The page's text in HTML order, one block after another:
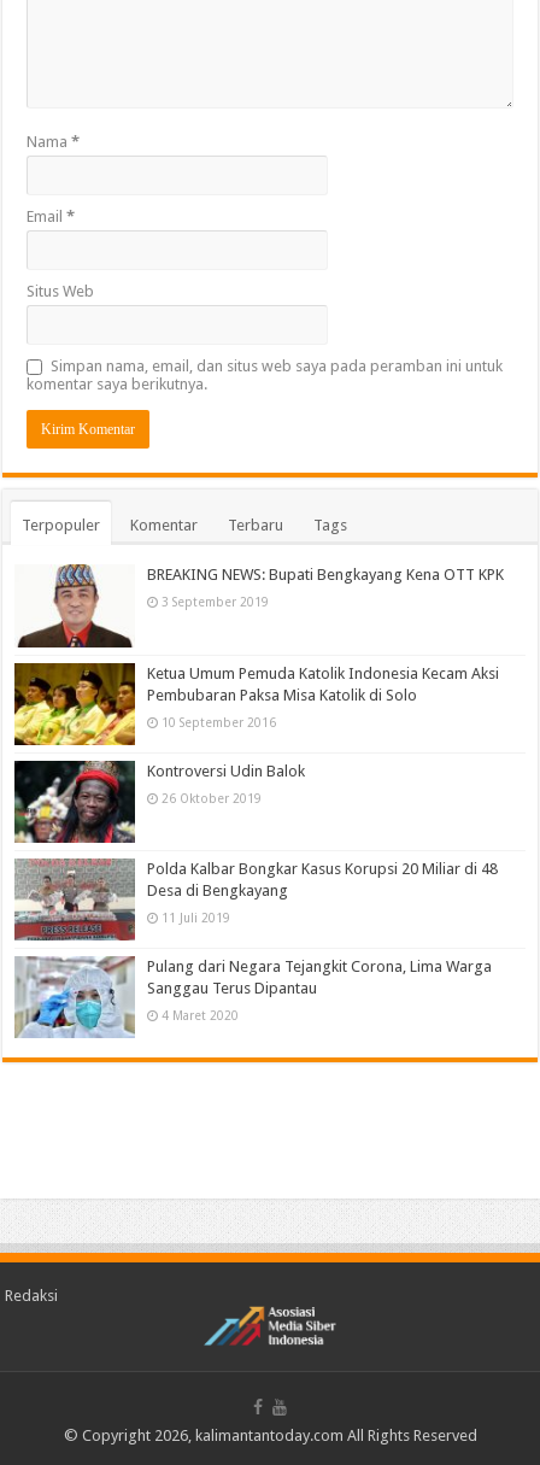
Nama*
Email*
Situs Web
Simpan nama, email, dan situs web saya pada peramban ini untuk
komentar saya berikutnya.
Terpopuler Komentar Terbaru Tags
BREAKING NEWS: Bupati Bengkayang Kena OTT KPK
3 September 2019
Ketua Umum Pemuda Katolik Indonesia Kecam Aksi
Pembubaran Paksa Misa Katolik di Solo
10 September 2016
Kontroversi Udin Balok
26 Oktober 2019
Polda Kalbar Bongkar Kasus Korupsi 20 Miliar di 48
Desa di Bengkayang
11 Juli 2019
Pulang dari Negara Tejangkit Corona, Lima Warga
Sanggau Terus Dipantau
4 Maret 2020
Redaksi
© Copyright 2026, kalimantantoday.com All Rights Reserved